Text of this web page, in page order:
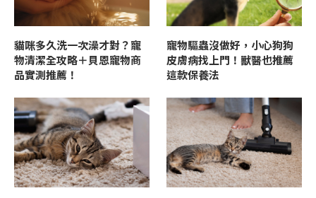
貓咪多久洗一次澡才對？寵
物清潔全攻略＋貝恩寵物商
品實測推薦！
寵物驅蟲沒做好，小心狗狗
皮膚病找上門！獸醫也推薦
這款保養法